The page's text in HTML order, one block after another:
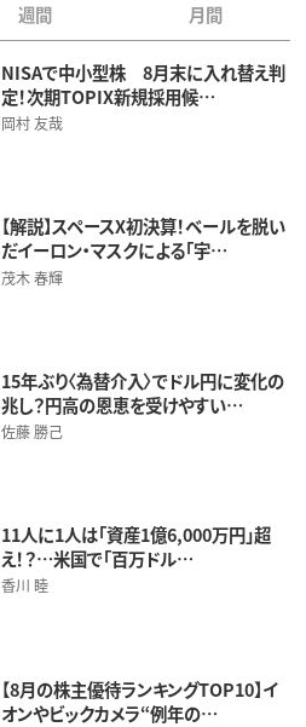
週間 月間
NISAで中小型株 8月末に入れ替え判
定！次期TOPIX新規採用候…
岡村 友哉
【解説】スペースX初決算！ベールを脱い
だイーロン・マスクによる「宇…
茂木 春輝
15年ぶり〈為替介入〉でドル円に変化の
兆し？円高の恩恵を受けやすい…
佐藤 勝己
11人に1人は「資産1億6,000万円」超
え！？…米国で「百万ドル…
香川 睦
【8月の株主優待ランキングTOP10】イ
オンやビックカメラ“例年の…